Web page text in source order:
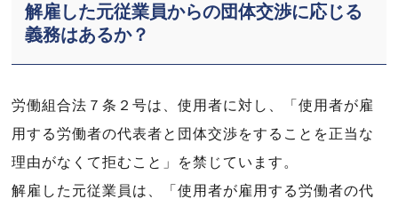
解雇した元従業員からの団体交渉に応じる
義務はあるか？
労働組合法７条２号は、使用者に対し、「使用者が雇
用する労働者の代表者と団体交渉をすることを正当な
理由がなくて拒むこと」を禁じています。
解雇した元従業員は、「使用者が雇用する労働者の代